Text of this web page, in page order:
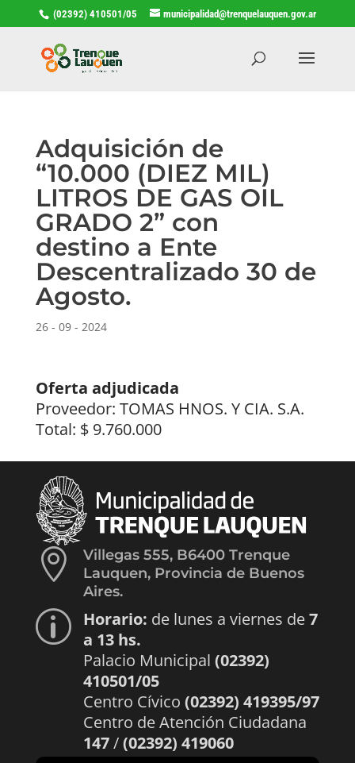
(02392) 410501/05 municipalidad@trenquelauquen.gov.ar
Adquisición de
“10.000 (DIEZ MIL)
LITROS DE GAS OIL
GRADO 2” con
destino a Ente
Descentralizado 30 de
Agosto.
26 - 09 - 2024
Oferta adjudicada
Proveedor: TOMAS HNOS. Y CIA. S.A.
Total: $ 9.760.000

Villegas 555, B6400 Trenque
Lauquen, Provincia de Buenos
Aires.
p Horario: de lunes a viernes de7
a 13 hs.
Palacio Municipal (02392)
410501/05
Centro Cívico (02392) 419395/97
Centro de Atención Ciudadana
147/(02392) 419060